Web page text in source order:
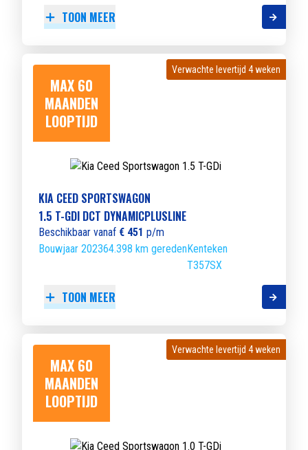
TOON MEER
MAX 60
MAANDEN
LOOPTIJD
Verwachte levertijd 4 weken
Verwachte levertijd 4 weken
KIA CEED SPORTSWAGON
1.5 T-GDI DCT DYNAMICPLUSLINE
Beschikbaar vanaf € 451 p/m
Bouwjaar 202364.398 km geredenKenteken
T357SX
TOON MEER
MAX 60
MAANDEN
LOOPTIJD
Verwachte levertijd 4 weken
Verwachte levertijd 4 weken